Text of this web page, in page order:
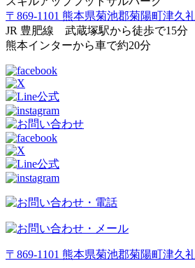
〒869-1101 熊本県菊池郡菊陽町津久
JR 豊肥線 武蔵塚駅から徒歩で15分
熊本インターから車で約20分
〒869-1101 熊本県菊池郡菊陽町津久